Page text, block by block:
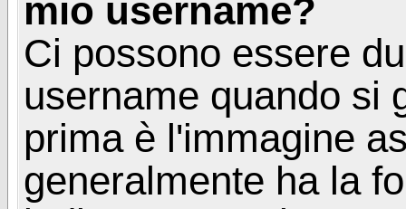
mio username?
Ci possono essere
username quando si
prima è l'immagine
generalmente ha la